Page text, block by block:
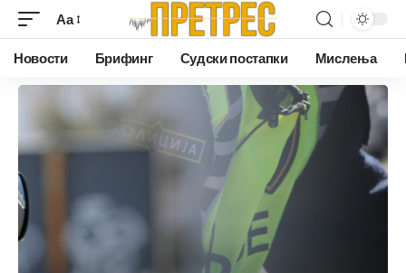
Аа
Новости Брифинг Судски постапки Мислења